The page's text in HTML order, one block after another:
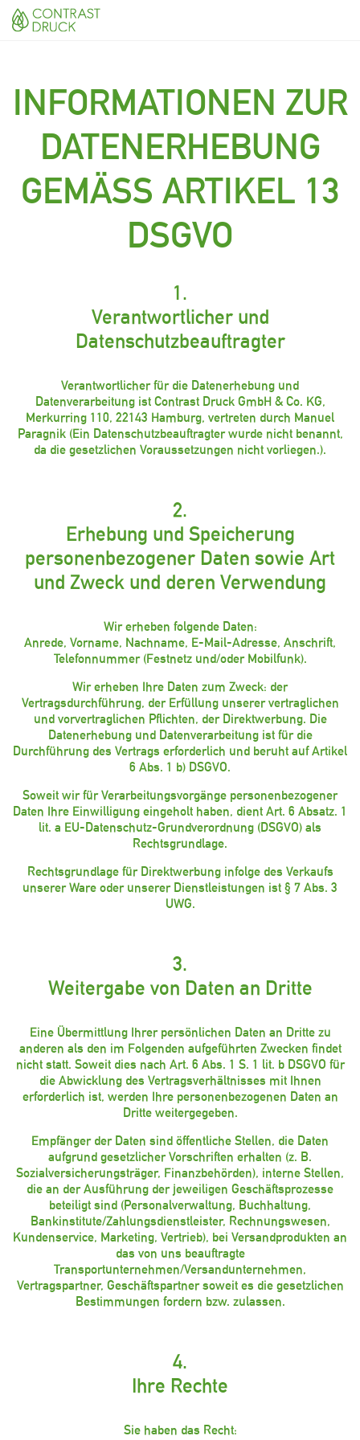
INFORMATIONEN ZUR
DATENERHEBUNG
GEMÄSS ARTIKEL 13 D
SGVO
1.
Verantwortlicher und
Datenschutzbeauftragter
Verantwortlicher für die Datenerhebung und
Datenverarbeitung ist Contrast Druck GmbH & Co. KG,
Merkurring 110, 22143 Hamburg, vertreten durch Manuel
Paragnik (Ein Datenschutzbeauftragter wurde nicht benannt,
da die gesetzlichen Voraussetzungen nicht vorliegen.).
2.
Erhebung und Speicherung
personenbezogener Daten sowie Art
und Zweck und deren Verwendung
Wir erheben folgende Daten:
Anrede, Vorname, Nachname, E-Mail-Adresse, Anschrift,
Telefonnummer (Festnetz und/oder Mobilfunk).
Wir erheben Ihre Daten zum Zweck: der
Vertragsdurchführung, der Erfüllung unserer vertraglichen
und vorvertraglichen Pflichten, der Direktwerbung. Die
Datenerhebung und Datenverarbeitung ist für die
Durchführung des Vertrags erforderlich und beruht auf Artikel
6 Abs. 1 b) DSGVO.
Soweit wir für Verarbeitungsvorgänge personenbezogener
Daten Ihre Einwilligung eingeholt haben, dient Art. 6 Absatz. 1
lit. a EU-Datenschutz-Grundverordnung (DSGVO) als
Rechtsgrundlage.
Rechtsgrundlage für Direktwerbung infolge des Verkaufs
unserer Ware oder unserer Dienstleistungen ist § 7 Abs. 3
UWG.
3.
Weitergabe von Daten an Dritte
Eine Übermittlung Ihrer persönlichen Daten an Dritte zu
anderen als den im Folgenden aufgeführten Zwecken findet
nicht statt. Soweit dies nach Art. 6 Abs. 1 S. 1 lit. b DSGVO für
die Abwicklung des Vertragsverhältnisses mit Ihnen
erforderlich ist, werden Ihre personenbezogenen Daten an
Dritte weitergegeben.
Empfänger der Daten sind öffentliche Stellen, die Daten
aufgrund gesetzlicher Vorschriften erhalten (z. B.
Sozialversicherungsträger, Finanzbehörden), interne Stellen,
die an der Ausführung der jeweiligen Geschäftsprozesse
beteiligt sind (Personalverwaltung, Buchhaltung,
Bankinstitute/Zahlungsdienstleister, Rechnungswesen,
Kundenservice, Marketing, Vertrieb), bei Versandprodukten an
das von uns beauftragte
Transportunternehmen/Versandunternehmen,
Vertragspartner, Geschäftspartner soweit es die gesetzlichen
Bestimmungen fordern bzw. zulassen.
4.
Ihre Rechte
Sie haben das Recht: